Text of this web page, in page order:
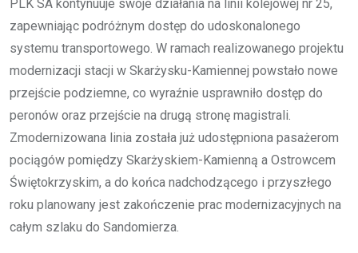
PLK SA kontynuuje swoje działania na linii kolejowej nr 25,
zapewniając podróżnym dostęp do udoskonalonego
systemu transportowego. W ramach realizowanego projektu
modernizacji stacji w Skarżysku-Kamiennej powstało nowe
przejście podziemne, co wyraźnie usprawniło dostęp do
peronów oraz przejście na drugą stronę magistrali.
Zmodernizowana linia została już udostępniona pasażerom
pociągów pomiędzy Skarżyskiem-Kamienną a Ostrowcem
Świętokrzyskim, a do końca nadchodzącego i przyszłego
roku planowany jest zakończenie prac modernizacyjnych na
całym szlaku do Sandomierza.